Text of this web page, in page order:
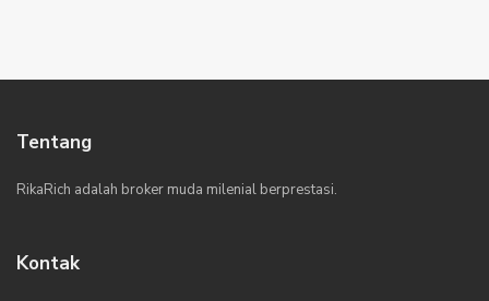
Tentang
RikaRich adalah broker muda milenial berprestasi.
Kontak